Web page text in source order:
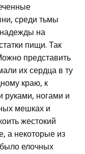
среди тьмы
на
пищи. Так
представить
их сердца в ту
краю, к
ногами и
мешках и
жестокий
а некоторые из
елочных